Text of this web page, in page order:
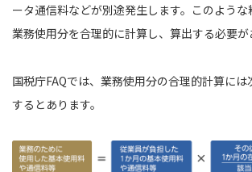
ータ通信料などが別途発生します。このような
業務使用分を合理的に計算し、算出する必要が
国税庁FAQでは、業務使用分の合理的計算に
するとあります。